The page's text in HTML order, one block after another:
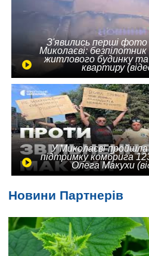
З'явились перші
Миколаєві:
житлового будинку та
квартиру
У Миколаєві пройшла
підтримку комбрига
Олега Макухи